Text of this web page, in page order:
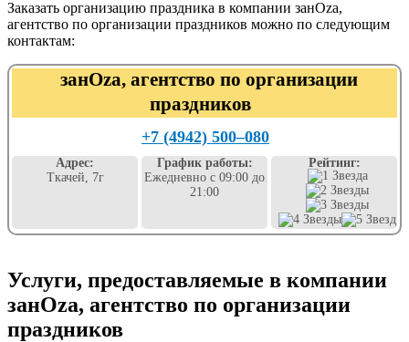
Заказать организацию праздника в компании занОzа,
агентство по организации праздников можно по следующим
контактам:
занОzа, агентство по организации
праздников
+7 (4942) 500‒080
Адрес:
Ткачей, 7г
График работы:
Ежедневно с 09:00 до
21:00
Рейтинг:
Услуги, предоставляемые в компании
занОzа, агентство по организации
праздников